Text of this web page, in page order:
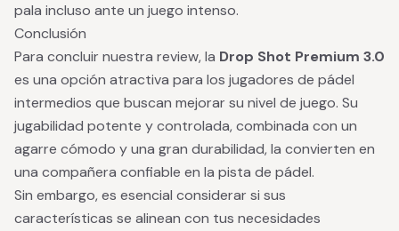
pala incluso ante un juego intenso.
Conclusión
Para concluir nuestra review, la Drop Shot Premium 3.0
es una opción atractiva para los jugadores de pádel
intermedios que buscan mejorar su nivel de juego. Su
jugabilidad potente y controlada, combinada con un
agarre cómodo y una gran durabilidad, la convierten en
una compañera confiable en la pista de pádel.
Sin embargo, es esencial considerar si sus
características se alinean con tus necesidades